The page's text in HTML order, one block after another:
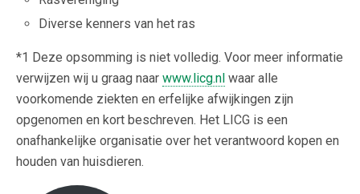
Diverse kenners van het ras
*1 Deze opsomming is niet volledig. Voor meer informatie
verwijzen wij u graag naar www.licg.nl waar alle
voorkomende ziekten en erfelijke afwijkingen zijn
opgenomen en kort beschreven. Het LICG is een
onafhankelijke organisatie over het verantwoord kopen en
houden van huisdieren.